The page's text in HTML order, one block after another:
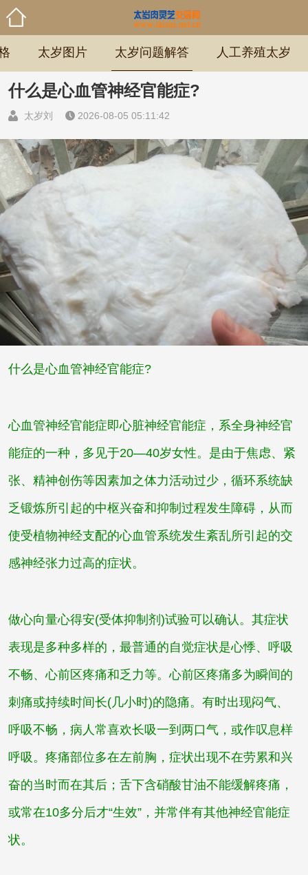
太岁图片 太岁问题解答 人工养殖太岁
什么是心血管神经官能症?
太岁刘 2026-08-05 05:11:42
什么是心血管神经官能症?
心血管神经官能症即心脏神经官能症，系全身神经官
能症的一种，多见于20—40岁女性。是由于焦虑、紧
张、精神创伤等因素加之体力活动过少，循环系统缺
乏锻炼所引起的中枢兴奋和抑制过程发生障碍，从而
使受植物神经支配的心血管系统发生紊乱所引起的交
感神经张力过高的症状。
做心向量心得安(受体抑制剂)试验可以确认。其症状
表现是多种多样的，最普通的自觉症状是心悸、呼吸
不畅、心前区疼痛和乏力等。心前区疼痛多为瞬间的
刺痛或持续时间长(几小时)的隐痛。有时出现闷气、
呼吸不畅，病人常喜欢长吸一到两口气，或作叹息样
呼吸。疼痛部位多在左前胸，症状出现不在劳累和兴
奋的当时而在其后；舌下含硝酸甘油不能缓解疼痛，
或常在10多分后才“生效”，并常伴有其他神经官能症
状。